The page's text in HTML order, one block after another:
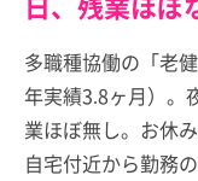
多職種協働の「老
年実績3.8ヶ月）。
業ほぼ無し。お休
自宅付近から勤務